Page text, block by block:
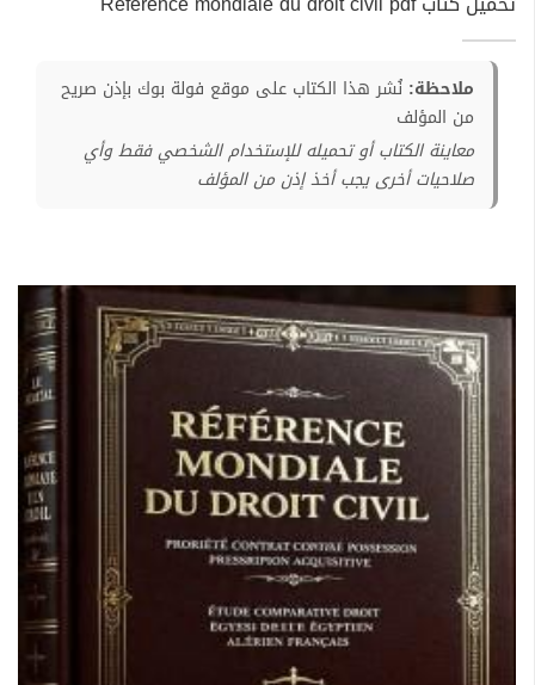
ملاحظة: نُشر هذا الكتاب على موقع فولة بوك بإذن صريح
من المؤلف
معاينة الكتاب أو تحميله للإستخدام الشخصي فقط وأي
صلاحيات أخرى يجب أخذ إذن من المؤلف